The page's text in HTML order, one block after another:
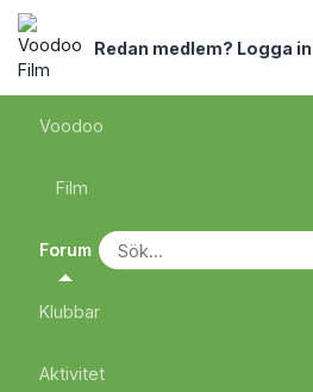
Redan medlem? Logga in
Voodoo
Film
Forum
Klubbar
Aktivitet